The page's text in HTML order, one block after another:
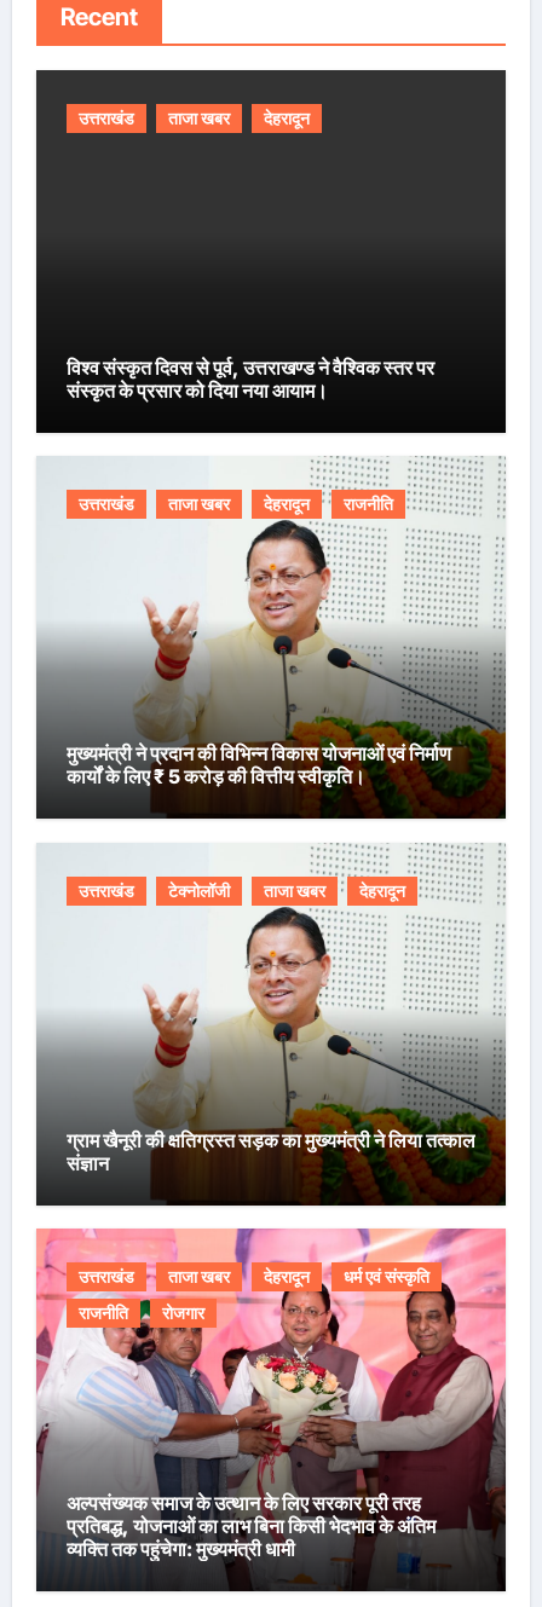
Recent
उत्तराखंड ताजा खबर देहरादून
विश्व संस्कृत दिवस से पूर्व, उत्तराखण्ड ने वैश्विक स्तर पर
संस्कृत के प्रसार को दिया नया आयाम।
उत्तराखंड ताजा खबर देहरादून राजनीति
मुख्यमंत्री ने प्रदान की विभिन्न विकास योजनाओं एवं निर्माण
कार्यों के लिए ₹ 5 करोड़ की वित्तीय स्वीकृति।
उत्तराखंड टेक्नोलॉजी ताजा खबर देहरादून
ग्राम खैनूरी की क्षतिग्रस्त सड़क का मुख्यमंत्री ने लिया तत्काल
संज्ञान
उत्तराखंड ताजा खबर देहरादून
धर्म एवं संस्कृति
राजनीति
रोजगार
अल्पसंख्यक समाज के उत्थान के लिए सरकार पूरी तरह
प्रतिबद्ध, योजनाओं का लाभ बिना किसी भेदभाव के अंतिम
व्यक्ति तक पहुंचेगा: मुख्यमंत्री धामी